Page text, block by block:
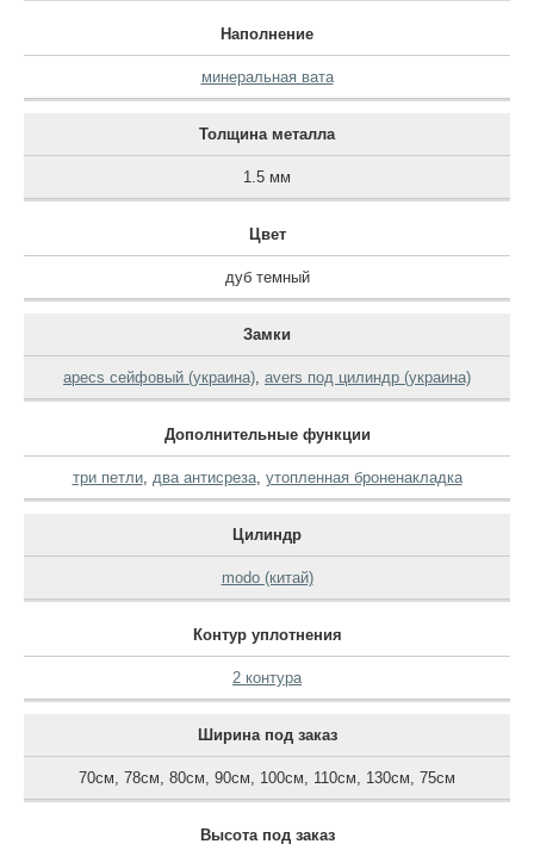
Наполнение
минеральная вата
Толщина металла
1.5 мм
Цвет
дуб темный
Замки
apecs сейфовый (украина), avers под цилиндр (украина)
Дополнительные функции
три петли, два антисреза, утопленная броненакладка
Цилиндр
modo (китай)
Контур уплотнения
2 контура
Ширина под заказ
70см, 78см, 80см, 90см, 100см, 110см, 130см, 75см
Высота под заказ